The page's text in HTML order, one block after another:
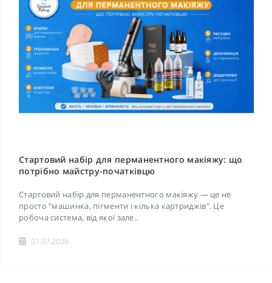
Стартовий набір для перманентного макіяжу: що
потрібно майстру-початківцю
Стартовий набір для перманентного макіяжу — це не
просто “машинка, пігменти і кілька картриджів”. Це
робоча система, від якої зале..
01.07.2026